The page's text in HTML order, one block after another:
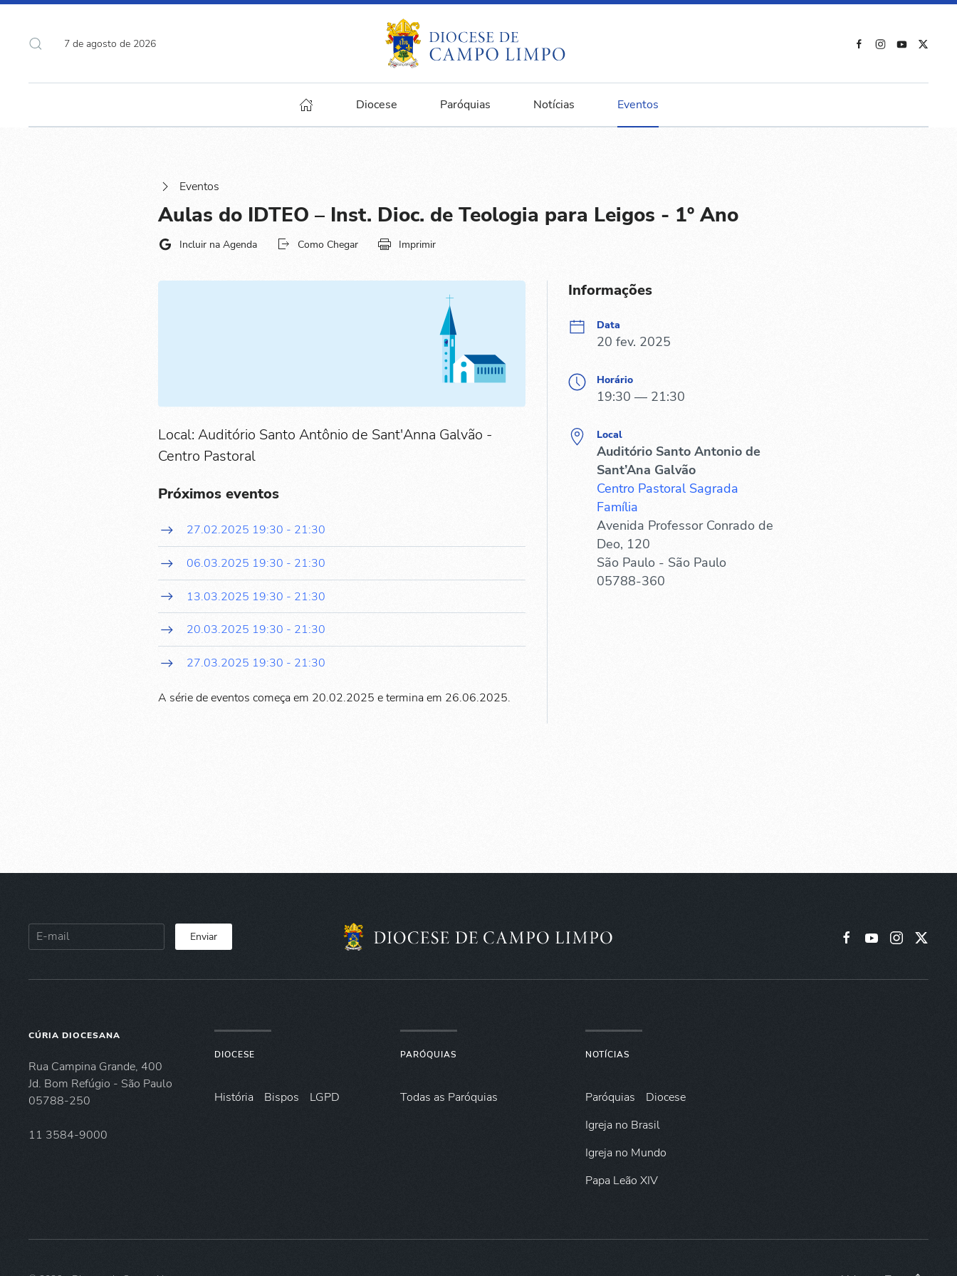
7 de agosto de 2026
Diocese Paróquias Notícias Eventos
Eventos
Aulas do IDTEO – Inst. Dioc. de Teologia para Leigos - 1º Ano
Incluir na Agenda Como Chegar Imprimir
Local: Auditório Santo Antônio de Sant'Anna Galvão -
Centro Pastoral
Próximos eventos
27.02.2025 19:30 - 21:30
06.03.2025 19:30 - 21:30
13.03.2025 19:30 - 21:30
20.03.2025 19:30 - 21:30
27.03.2025 19:30 - 21:30
A série de eventos começa em 20.02.2025 e termina em 26.06.2025.
Informações
Data
20 fev. 2025
Horário
19:30 — 21:30
Local
Auditório Santo Antonio de
Sant’Ana Galvão
Centro Pastoral Sagrada
Família
Avenida Professor Conrado de
Deo, 120
São Paulo - São Paulo
05788-360
Enviar
CÚRIA DIOCESANA
Rua Campina Grande, 400
Jd. Bom Refúgio - São Paulo
05788-250
11 3584-9000
DIOCESE
História Bispos LGPD
PARÓQUIAS
Todas as Paróquias
NOTÍCIAS
Paróquias
Diocese
Igreja no Brasil
Igreja no Mundo
Papa Leão XIV